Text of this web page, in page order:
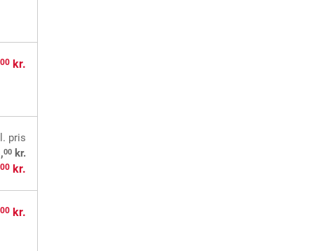
00 kr.
pris
00 kr.
00 kr.
00 kr.